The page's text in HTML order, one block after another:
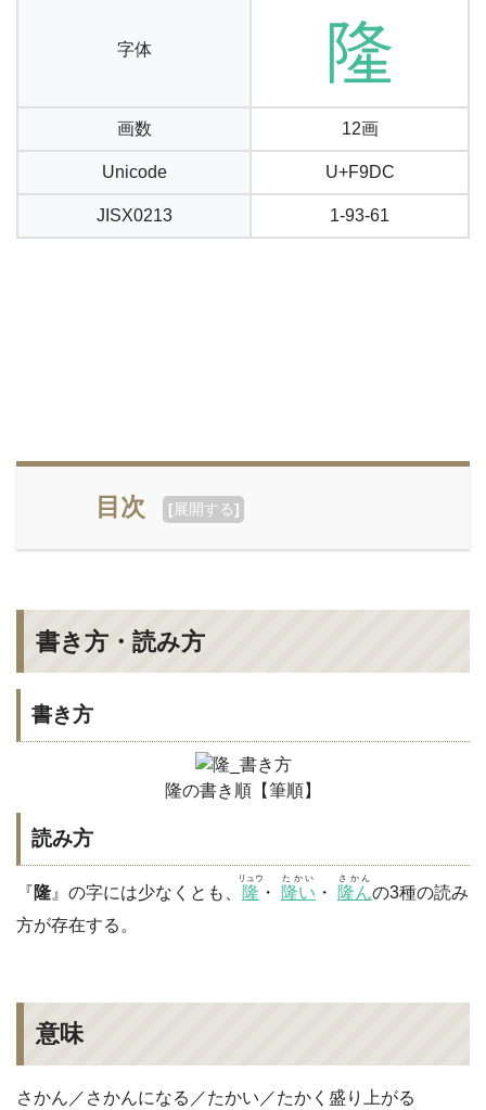
字体 隆
画数 12画
Unicode U+F9DC
JISX0213 1-93-61
目次 [展開する]
書き方・読み方
書き方
隆の書き順【筆順】
読み方
『隆 』の字には少なくとも、 隆
リュウ
・ 隆い
たかい
・ 隆ん
さかん
の3種の読み
方が存在する。
意味
さかん／さかんになる／たかい／たかく盛り上がる